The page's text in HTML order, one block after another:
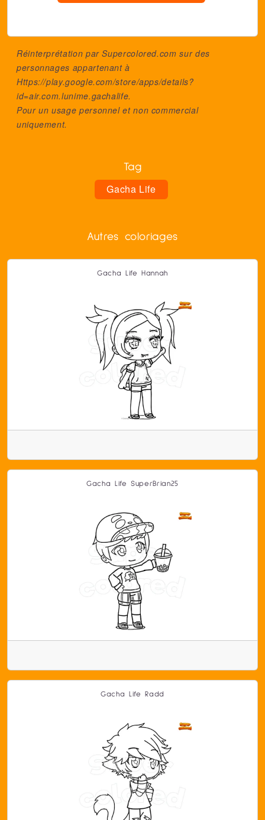
Réinterprétation par Supercolored.com sur des
personnages appartenant à
Https://play.google.com/store/apps/details?
id=air.com.lunime.gachalife.
Pour un usage personnel et non commercial
uniquement.
Tag
Gacha Life
Autres coloriages
Gacha Life Hannah
Gacha Life SuperBrian25
Gacha Life Radd